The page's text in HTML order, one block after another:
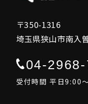
〒350-1316
埼玉県狭山市南入
04-
受付時間 平日9:00